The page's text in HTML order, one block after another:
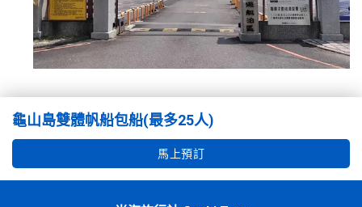
龜山島雙體帆船包船(最多25人)
馬上預訂